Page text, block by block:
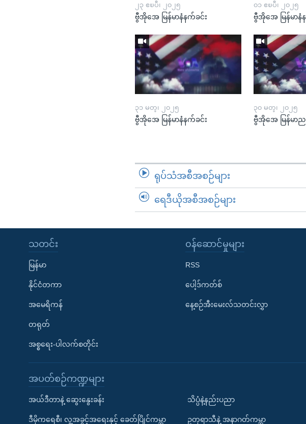
၂၃ ဧၿပီ၊ ၂၀၂၅
ဗွီအိုအေ မြန်မာနံနက်ခင်း
၀၁ ဧၿပီ၊ ၂၀၂၅
ဗွီအိုအေ မြန်မာနံ
၃၁ မတ္၊ ၂၀၂၅
ဗွီအိုအေ မြန်မာနံနက်ခင်း
၃၀ မတ္၊ ၂၀၂၅
ဗွီအိုအေ မြန်မာည
ရုပ်သံအစီအစဉ်များ
ရေဒီယိုအစီအစဉ်များ
သတင်း
မြန်မာ
နိုင်ငံတကာ
အမေရိကန်
တရုတ်
အစ္စရေး-ပါလက်စတိုင်း
၀န်ဆောင်မှုများ
RSS
ပေါ့ဒ်ကတ်စ်
နေ့စဉ်အီးမေးလ်သတင်းလွှာ
အပတ်စဉ်ကဏ္ဍများ
အယ်ဒီတာနဲ့ ဆွေးနွေးခန်း
ဒီမိုကရေစီ၊ လူ့အခွင့်အရေးနှင့် ခေတ်ပြိုင်ကမ္ဘာ
သိပ္ပံနဲ့နည်းပညာ
ဥတုရာသီနဲ့ အနာဂတ်ကမ္ဘာ